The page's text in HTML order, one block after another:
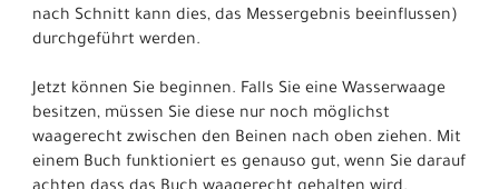
nach Schnitt kann dies, das Messergebnis beeinflussen)
durchgeführt werden.
Jetzt können Sie beginnen. Falls Sie eine Wasserwaage
besitzen, müssen Sie diese nur noch möglichst
waagerecht zwischen den Beinen nach oben ziehen. Mit
einem Buch funktioniert es genauso gut, wenn Sie darauf